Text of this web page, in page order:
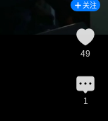
关注
49
1